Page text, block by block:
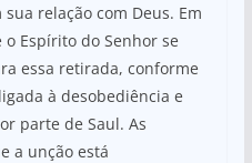
relação com Deus. Em
o Espírito do Senhor se
essa retirada, conforme
à desobediência e
parte de Saul. As
a unção está